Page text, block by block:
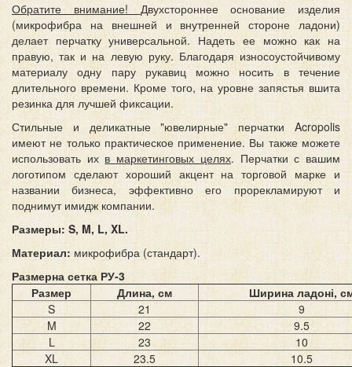
Обратите внимание! Двухстороннее основание изделия
(микрофибра на внешней и внутренней стороне ладони)
делает перчатку универсальной. Надеть ее можно как на
правую, так и на левую руку. Благодаря износоустойчивому
материалу одну пару рукавиц можно носить в течение
длительного времени. Кроме того, на уровне запястья вшита
резинка для лучшей фиксации.
Стильные и деликатные "ювелирные" перчатки Acropolis
имеют не только практическое применение. Вы также можете
использовать их в маркетинговых целях. Перчатки с вашим
логотипом сделают хороший акцент на торговой марке и
названии бизнеса, эффективно его прорекламируют и
поднимут имидж компании.
Размеры: S, M, L, XL.
Материал: микрофибра (стандарт).
Размерна сетка РУ-3
Размер
Длина, см
Ширина ладоні,
S
21
9
M
22
9.5
L
23
10
XL
23.5 10.5